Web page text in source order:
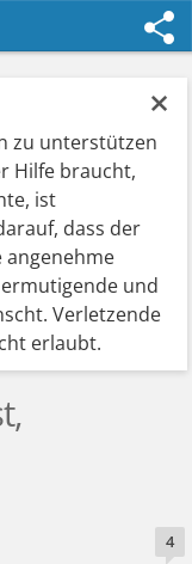
×
zu unterstützen
Hilfe braucht,
ist
dass der
angenehme
und
Verletzende
erlaubt.
4